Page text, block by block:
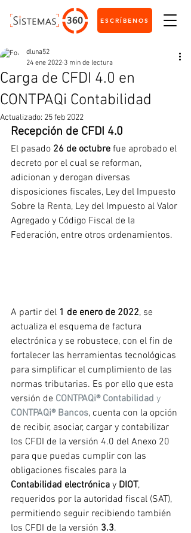
ESCRÍBENOS
Carga de CFDI 4.0 en
CONTPAQi Contabilidad
dluna52
24 ene 2022 3 min de lectura
Actualizado: 25 feb 2022
Recepción de CFDI 4.0
El pasado 26 de octubre fue aprobado el
decreto por el cual se reforman,
adicionan y derogan diversas
disposiciones fiscales, Ley del Impuesto
Sobre la Renta, Ley del Impuesto al Valor
Agregado y Código Fiscal de la
Federación, entre otros ordenamientos.
A partir del 1 de enero de 2022, se
actualiza el esquema de factura
electrónica y se robustece, con el fin de
fortalecer las herramientas tecnológicas
para simplificar el cumplimiento de las
normas tributarias. Es por ello que esta
versión de CONTPAQi® Contabilidad y
CONTPAQi® Bancos, cuenta con la opción
de recibir, asociar, cargar y contabilizar
los CFDI de la versión 4.0 del Anexo 20
para que puedas cumplir con las
obligaciones fiscales para la
Contabilidad electrónica y DIOT,
requeridos por la autoridad fiscal (SAT),
permitiendo seguir recibiendo también
los CFDI de la versión 3.3.